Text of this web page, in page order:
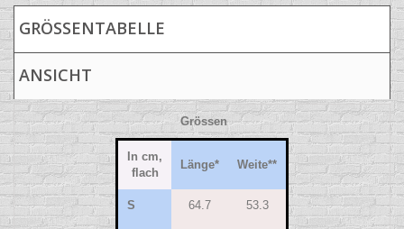
GRÖSSENTABELLE
ANSICHT
Grössen
In cm,
flach
Länge* Weite**
S 64.7 53.3